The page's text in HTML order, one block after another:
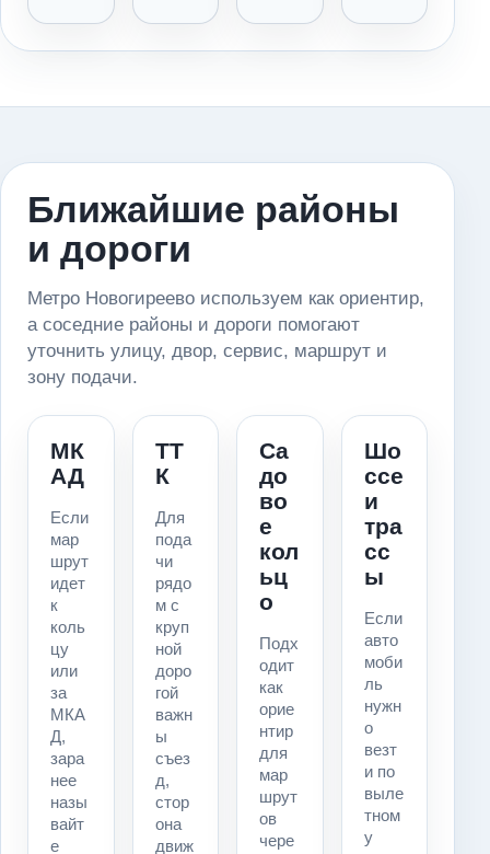
Ближайшие районы
и дороги
Метро Новогиреево используем как ориентир,
а соседние районы и дороги помогают
уточнить улицу, двор, сервис, маршрут и
зону подачи.
МК
АД
Если
мар
шрут
идет
к
коль
цу
или
за
МКА
Д,
зара
нее
назы
вайт
е
ТТ
К
Для
пода
чи
рядо
м с
круп
ной
доро
гой
важн
ы
съез
д,
стор
она
движ
Са
до
во
е
кол
ьц
о
Подх
одит
как
орие
нтир
для
мар
шрут
ов
чере
Шо
ссе
и
тра
сс
ы
Если
авто
моби
ль
нужн
о
везт
и по
выле
тном
у